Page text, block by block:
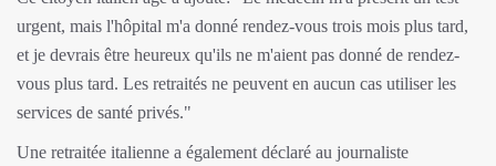
urgent, mais l'hôpital m'a donné rendez-vous trois mois plus tard,
et je devrais être heureux qu'ils ne m'aient pas donné de rendez-
vous plus tard. Les retraités ne peuvent en aucun cas utiliser les
services de santé privés."
Une retraitée italienne a également déclaré au journaliste